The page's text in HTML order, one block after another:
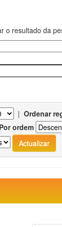
o resultado da
| Ordenar
Por ordem